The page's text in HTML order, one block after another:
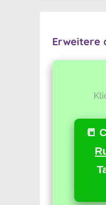
Erweitere
📒